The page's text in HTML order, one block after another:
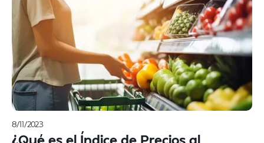
8/11/2023
¿Qué es el Índice de Precios al